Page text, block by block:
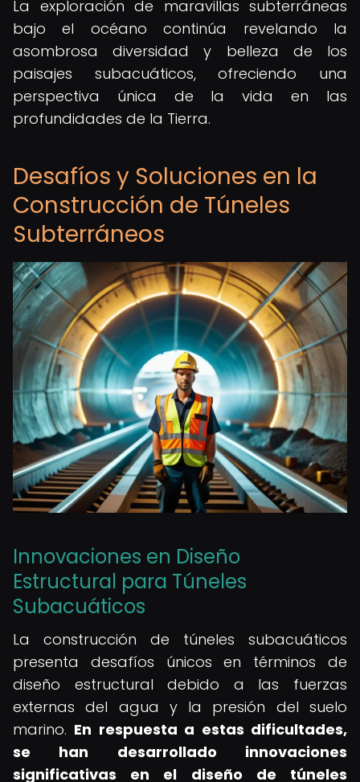
La exploración de maravillas subterráneas
bajo el océano continúa revelando la
asombrosa diversidad y belleza de los
paisajes subacuáticos, ofreciendo una
perspectiva única de la vida en las
profundidades de la Tierra.
Desafíos y Soluciones en la
Construcción de Túneles
Subterráneos
Innovaciones en Diseño
Estructural para Túneles
Subacuáticos
La construcción de túneles subacuáticos
presenta desafíos únicos en términos de
diseño estructural debido a las fuerzas
externas del agua y la presión del suelo
marino. En respuesta a estas dificultades,
se han desarrollado innovaciones
significativas en el diseño de túneles